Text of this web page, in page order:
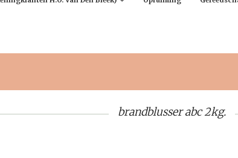
brandblusser abc 2kg.